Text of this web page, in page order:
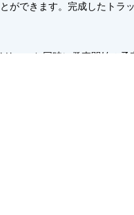
ができます。完成したトラ
ースと同時に発売開始の予